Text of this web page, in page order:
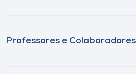
Professores e Colaboradores